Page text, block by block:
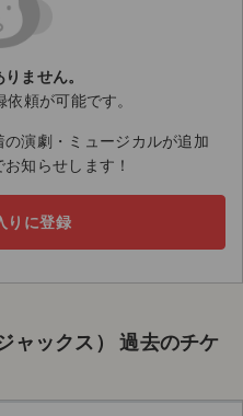
ません。
依頼が可能です。
演劇・ミュージカルが追加
知らせします！
りに登録
ックス） 過去のチケ